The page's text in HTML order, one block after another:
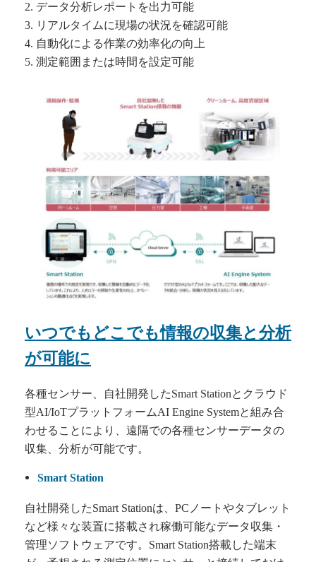
2. データ分析レポートを出力可能
3. リアルタイムに現場の状況を確認可能
4. 自動化による作業の効率化の向上
5. 測定範囲または時間を設定可能
いつでもどこでも情報の収集と分析
が可能に
各種センサー、自社開発したSmart Stationとクラウド
型AI/IoTプラットフォームAI Engine Systemと組み合
わせることにより、遠隔での各種センサーデータの
収集、分析が可能です。
Smart Station
自社開発したSmart Stationは、PCノートやタブレット
など様々な装置に搭載され稼働可能なデータ収集・
管理ソフトウェアです。Smart Station搭載した端末